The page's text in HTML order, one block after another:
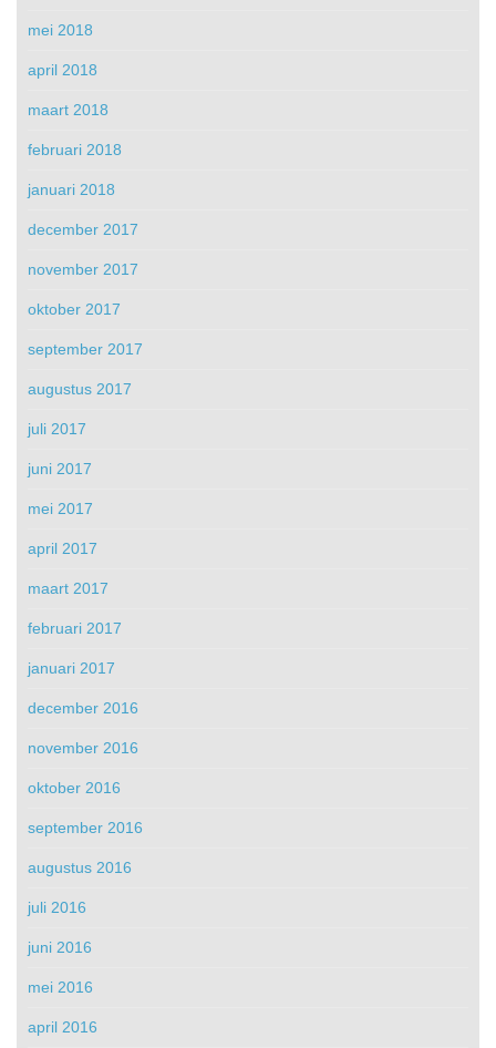
mei 2018
april 2018
maart 2018
februari 2018
januari 2018
december 2017
november 2017
oktober 2017
september 2017
augustus 2017
juli 2017
juni 2017
mei 2017
april 2017
maart 2017
februari 2017
januari 2017
december 2016
november 2016
oktober 2016
september 2016
augustus 2016
juli 2016
juni 2016
mei 2016
april 2016